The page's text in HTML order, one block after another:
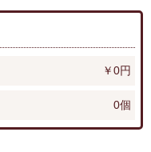
￥0円
0個